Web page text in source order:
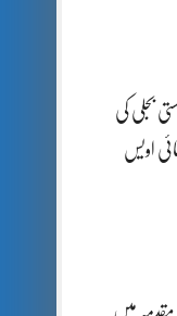
بجلی کی
اویس
مقدمہ میں